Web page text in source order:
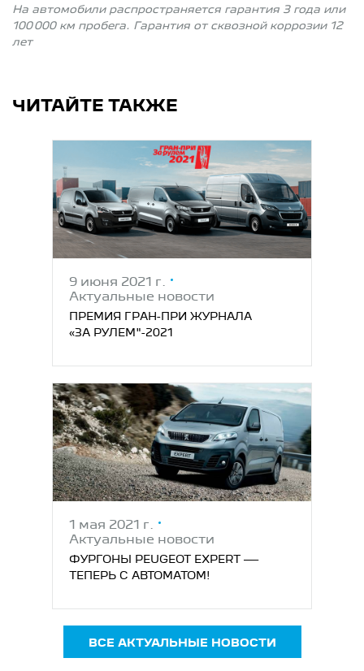
На автомобили распространяется гарантия 3 года или
100 000 км пробега. Гарантия от сквозной коррозии 12
лет
ЧИТАЙТЕ ТАКЖЕ
9 июня 2021 г.
Актуальные новости
ПРЕМИЯ ГРАН-ПРИ ЖУРНАЛА
«ЗА РУЛЕМ"-2021
1 мая 2021 г.
Актуальные новости
ФУРГОНЫ PEUGEOT EXPERT —
ТЕПЕРЬ С АВТОМАТОМ!
ВСЕ АКТУАЛЬНЫЕ НОВОСТИ